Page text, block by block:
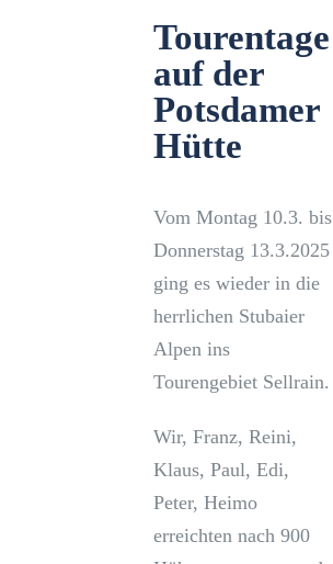
Tourentage
auf der
Potsdamer
Hütte
Vom Montag 10.3. bis
Donnerstag 13.3.2025
ging es wieder in die
herrlichen Stubaier
Alpen ins
Tourengebiet Sellrain.
Wir, Franz, Reini,
Klaus, Paul, Edi,
Peter, Heimo
erreichten nach 900